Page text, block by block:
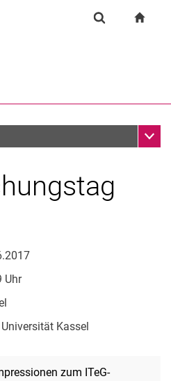
Springe direkt zu: Inhalt
Springe direkt zu: Suche
Springe direkt zu:
(öffnet externen Link in einem
Uhr
Universität Kassel
zum ITeG-